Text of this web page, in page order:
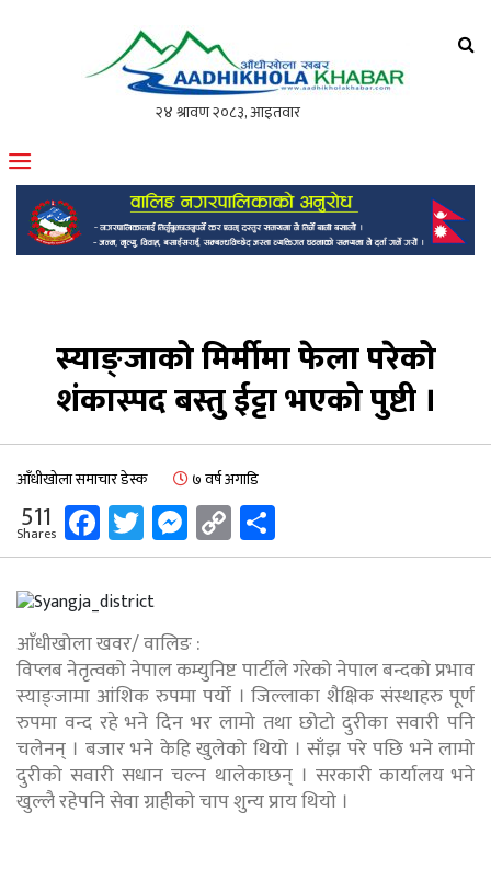
मोफसलकै लोकप्रिय अनलाइन पत्रिका
स्याङ्जाको मिर्मीमा फेला परेको
शंकास्पद बस्तु ईट्टा भएको पुष्टी ।
आँधीखोला समाचार डेस्क ७ वर्ष अगाडि
511
Shares Facebook
Twitter
Messenger
Copy
Link
आँधीखोला खवर/ वालिङ :
विप्लब नेतृत्वको नेपाल कम्युनिष्ट पार्टीले गरेको नेपाल बन्दको प्रभाव
स्याङ्जामा आंशिक रुपमा पर्यो । जिल्लाका शैक्षिक संस्थाहरु पूर्ण
रुपमा वन्द रहे भने दिन भर लामो तथा छोटो दुरीका सवारी पनि
चलेनन् । बजार भने केहि खुलेको थियो । साँझ परे पछि भने लामो
दुरीको सवारी सधान चल्न थालेकाछन् । सरकारी कार्यालय भने
खुल्लै रहेपनि सेवा ग्राहीको चाप शुन्य प्राय थियो ।